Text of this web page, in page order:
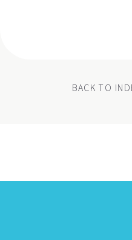
BACK TO